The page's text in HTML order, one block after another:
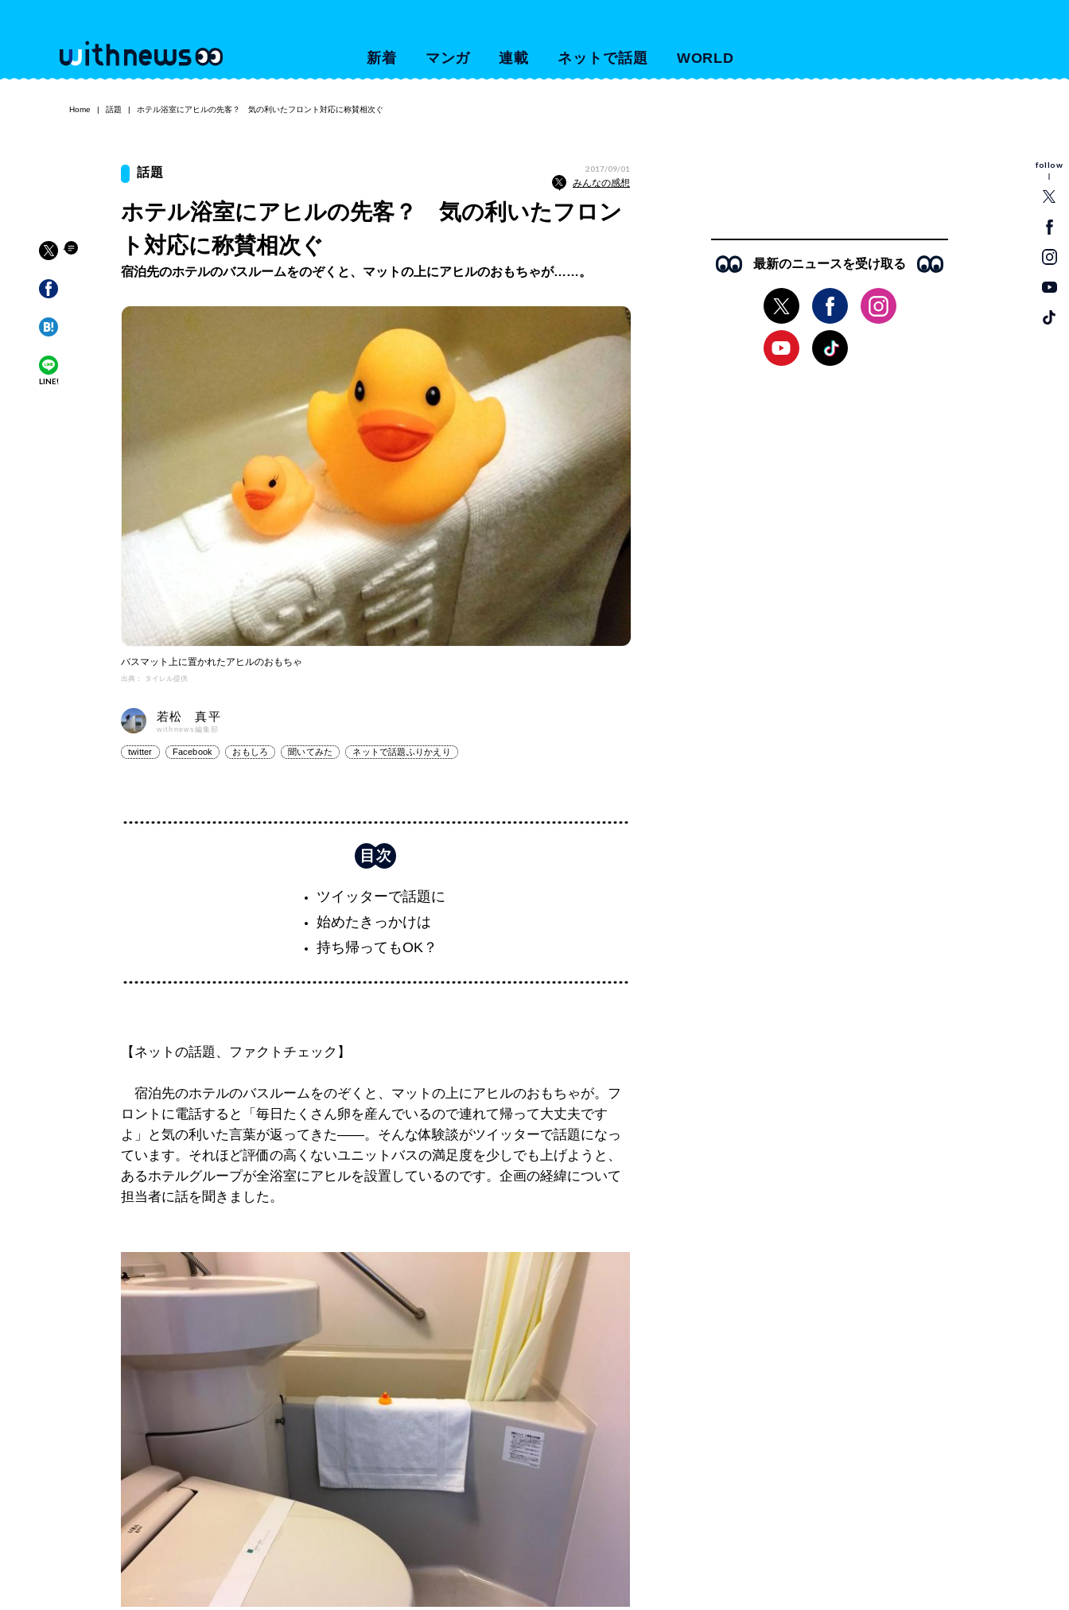
新着 マンガ 連載 ネットで話題 WORLD
follow
Home 話題 ホテル浴室にアヒルの先客？ 気の利いたフロント対応に称賛相次ぐ
LINE!
話題 2017/09/01
みんなの感想
ホテル浴室にアヒルの先客？ 気の利いたフロン
ト対応に称賛相次ぐ
宿泊先のホテルのバスルームをのぞくと、マットの上にアヒルのおもちゃが……。
バスマット上に置かれたアヒルのおもちゃ
出典： タイレル提供
若松 真平
withnews編集部
twitter Facebook おもしろ 聞いてみた ネットで話題ふりかえり
ツイッターで話題に
始めたきっかけは
持ち帰ってもOK？
【ネットの話題、ファクトチェック】
宿泊先のホテルのバスルームをのぞくと、マットの上にアヒルのおもちゃが。フ
ロントに電話すると「毎日たくさん卵を産んでいるので連れて帰って大丈夫です
よ」と気の利いた言葉が返ってきた――。そんな体験談がツイッターで話題になっ
ています。それほど評価の高くないユニットバスの満足度を少しでも上げようと、
あるホテルグループが全浴室にアヒルを設置しているのです。企画の経緯について
担当者に話を聞きました。
最新のニュースを受け取る